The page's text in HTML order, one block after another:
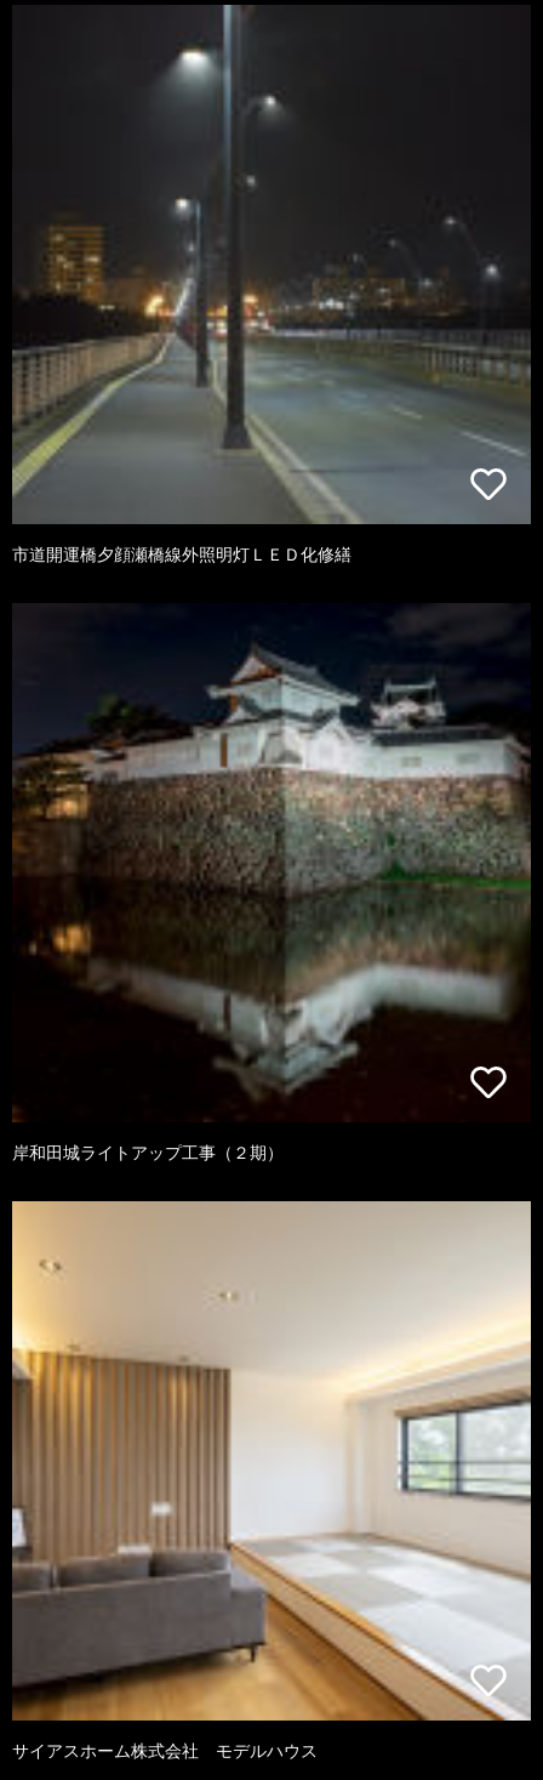
市道開運橋夕顔瀬橋線外照明灯ＬＥＤ化修繕
岸和田城ライトアップ工事（２期）
サイアスホーム株式会社 モデルハウス